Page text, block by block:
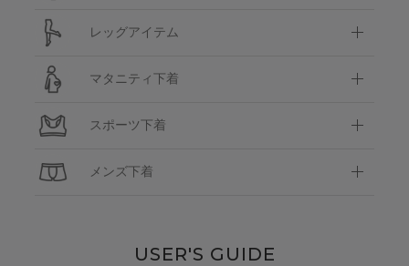
レッグアイテム
マタニティ下着
スポーツ下着
メンズ下着
USER'S GUIDE